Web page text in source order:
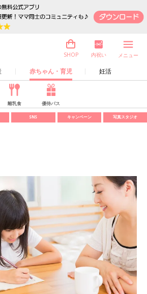
赤ちゃん・育児 妊活
SHOP 内祝い メニュー
離乳食 優待パス
SNS キャンペーン 写真スタジオ